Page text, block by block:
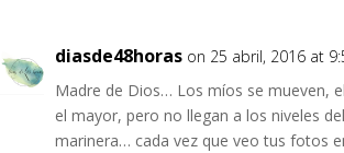
diasde48horas on 25 abril, 2016 at
Madre de Dios… Los míos se mueven,
el mayor, pero no llegan a los niveles
marinera… cada vez que veo tus fotos